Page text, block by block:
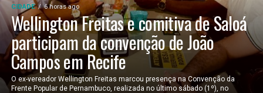
CIDADE 6 horas ago
Wellington Freitas e comitiva de Saloá
participam da convenção de João
Campos em Recife
O ex-vereador Wellington Freitas marcou presença na Convenção da
Frente Popular de Pernambuco, realizada no último sábado (1º), no